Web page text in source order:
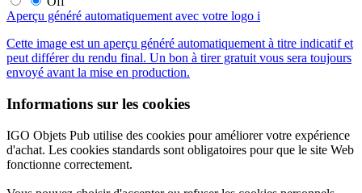
Aperçu généré automatiquement avec votre logo i
Cette image est un aperçu généré automatiquement à titre indicatif et
peut différer du rendu final. Un bon à tirer gratuit vous sera toujours
envoyé avant la mise en production.
Informations sur les cookies
IGO Objets Pub utilise des cookies pour améliorer votre expérience
d'achat. Les cookies standards sont obligatoires pour que le site Web
fonctionne correctement.